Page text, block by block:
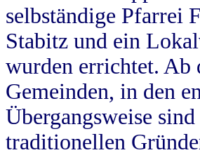
selbständige Pfarrei
Stabitz und ein
wurden errichtet. Ab
Gemeinden, in den
Übergangsweise
traditionellen